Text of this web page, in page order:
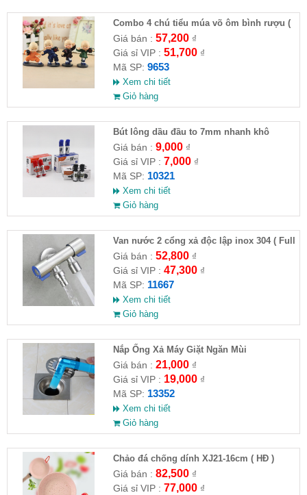
Combo 4 chú tiểu múa võ ôm bình rượu (
HĐ )
Giá bán : 57,200₫
Giá sỉ VIP : 51,700₫
Mã SP: 9653
Xem chi tiết
Giỏ hàng
Bút lông dầu đầu to 7mm nhanh khô
Giá bán : 9,000₫
Giá sỉ VIP : 7,000₫
Mã SP: 10321
Xem chi tiết
Giỏ hàng
Van nước 2 cổng xả độc lập inox 304 ( Full
VAT )
Giá bán : 52,800₫
Giá sỉ VIP : 47,300₫
Mã SP: 11667
Xem chi tiết
Giỏ hàng
Nắp Ống Xả Máy Giặt Ngăn Mùi
Giá bán : 21,000₫
Giá sỉ VIP : 19,000₫
Mã SP: 13352
Xem chi tiết
Giỏ hàng
Chảo đá chống dính XJ21-16cm ( HĐ )
Giá bán : 82,500₫
Giá sỉ VIP : 77,000₫